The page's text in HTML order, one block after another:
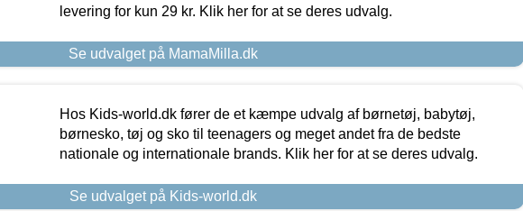
levering for kun 29 kr. Klik her for at se deres udvalg.
Se udvalget på MamaMilla.dk
Hos Kids-world.dk fører de et kæmpe udvalg af børnetøj, babytøj,
børnesko, tøj og sko til teenagers og meget andet fra de bedste
nationale og internationale brands. Klik her for at se deres udvalg.
Se udvalget på Kids-world.dk